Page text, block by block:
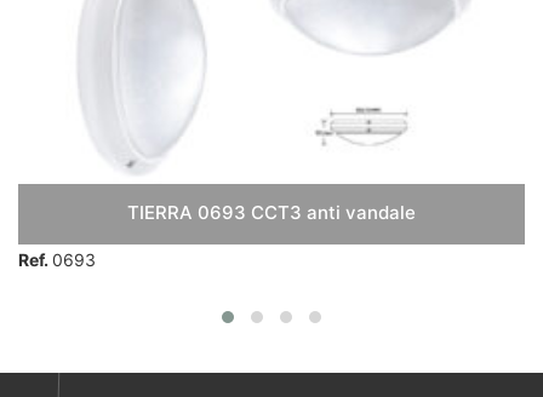
TIERRA 0693 CCT3 anti vandale
Ref. 0693